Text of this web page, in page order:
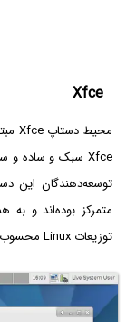
Xfce
محیط دستاپ Xfce مبتنی بر GNOME نیست اما از همان
توسعه‌دهندگان این
متمرکز بوده‌اند و
توزیعات Linux محسوب می‌شود.